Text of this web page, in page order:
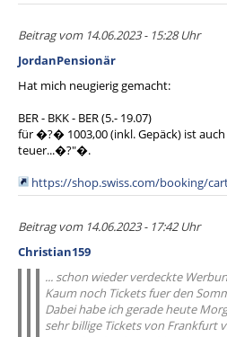
Beitrag vom 14.06.2023 - 15:28 Uhr
JordanPensionär
Hat mich neugierig gemacht:
BER - BKK - BER (5.- 19.07)
für �?� 1003,00 (inkl. Gepäck) ist
teuer...�?"�.
https://shop.swiss.com/booking/
Beitrag vom 14.06.2023 - 17:42 Uhr
Christian159
... schon wieder verdeckte
Kaum noch Tickets fuer den
Dabei habe ich gerade heute
sehr billige Tickets von Frankfurt